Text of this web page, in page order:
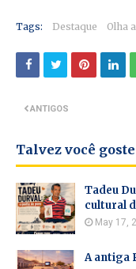
Tags: Destaque Olha
ANTIGOS
Talvez você
Tadeu
cultural
May 17,
A antiga